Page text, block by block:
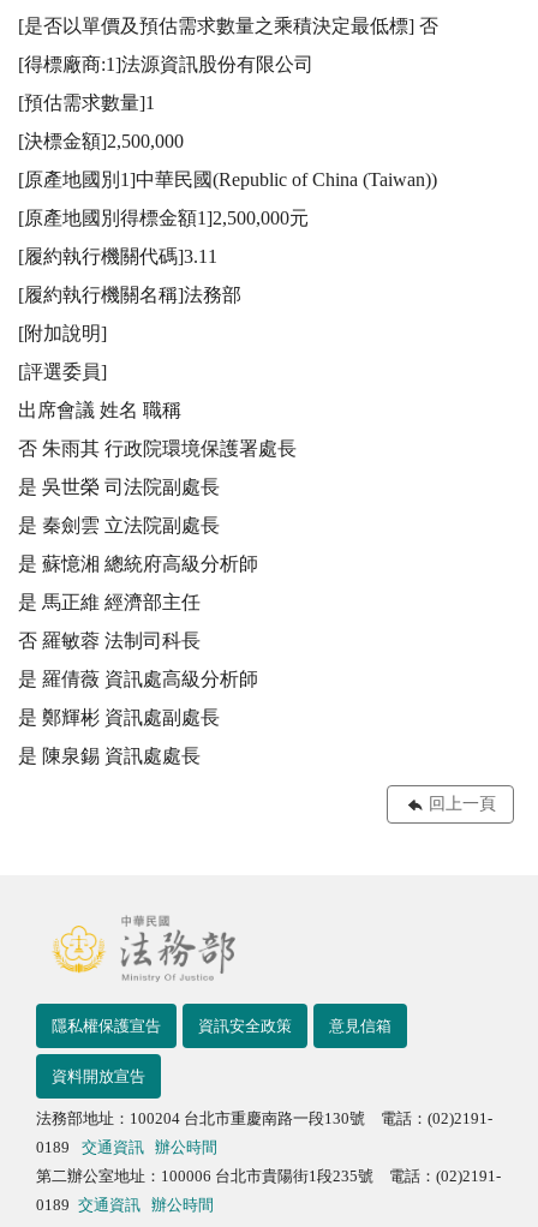
[是否以單價及預估需求數量之乘積決定最低標] 否
[得標廠商:1]法源資訊股份有限公司
[預估需求數量]1
[決標金額]2,500,000
[原產地國別1]中華民國(Republic of China (Taiwan))
[原產地國別得標金額1]2,500,000元
[履約執行機關代碼]3.11
[履約執行機關名稱]法務部
[附加說明]
[評選委員]
出席會議 姓名 職稱
否 朱雨其 行政院環境保護署處長
是 吳世榮 司法院副處長
是 秦劍雲 立法院副處長
是 蘇憶湘 總統府高級分析師
是 馬正維 經濟部主任
否 羅敏蓉 法制司科長
是 羅倩薇 資訊處高級分析師
是 鄭輝彬 資訊處副處長
是 陳泉錫 資訊處處長
回上一頁
隱私權保護宣告 資訊安全政策 意見信箱
資料開放宣告
法務部地址：100204 台北市重慶南路一段130號 電話：(02)2191-
0189
交通資訊
辦公時間
第二辦公室地址：100006 台北市貴陽街1段235號 電話：(02)2191-
0189 交通資訊 辦公時間